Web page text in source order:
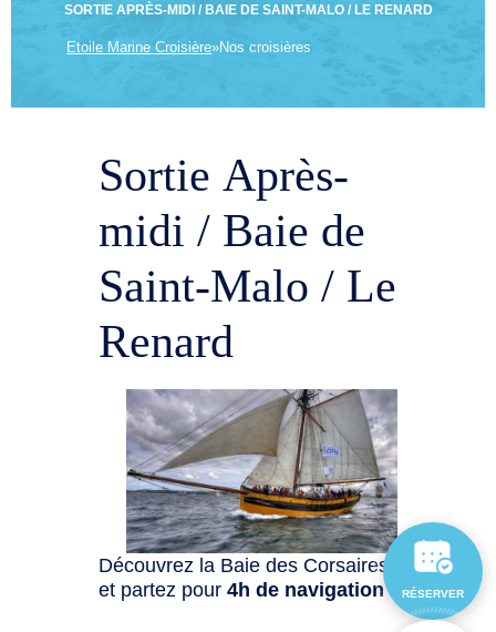
SORTIE APRÈS-MIDI / BAIE DE SAINT-MALO / LE RENARD
Etoile Marine Croisière»Nos croisières
Sortie Après-
midi / Baie de
Saint-Malo / Le
Renard
Découvrez la Baie des Corsaires
et partez pour4h de navigation: RÉSERVER